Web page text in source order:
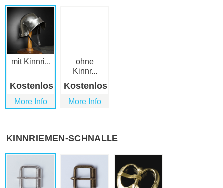
mit Kinnri...
Kostenlos
More Info
ohne
Kinnr...
Kostenlos
More Info
KINNRIEMEN-SCHNALLE